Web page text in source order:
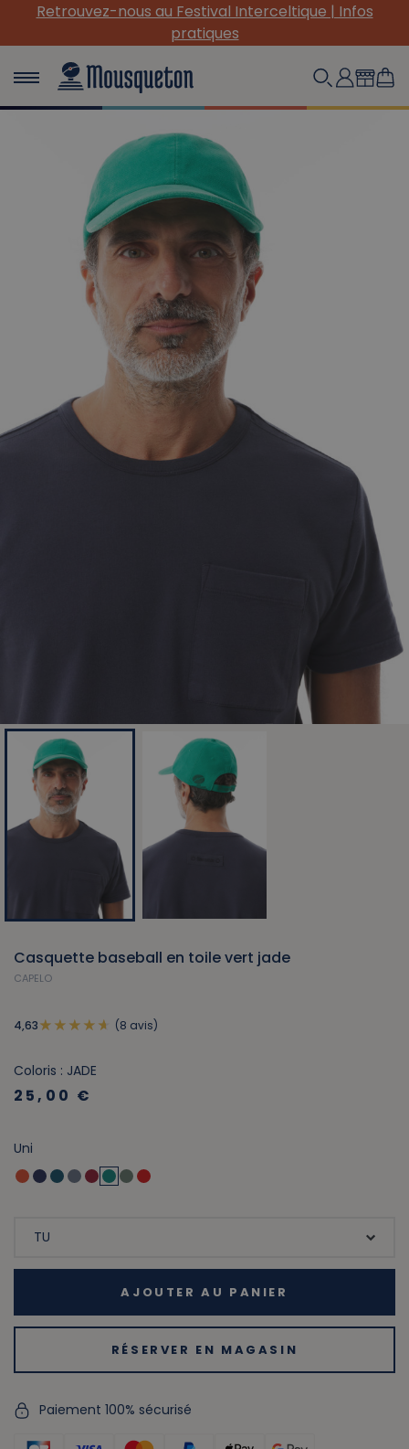
Festival Interceltique | Infos
(Re) Découvrez nos
Casquette baseball en toile vert jade
CAPELO
4,63 (8 avis)
Coloris : JADE
25,00 €
Uni
AJOUTER AU PANIER
RÉSERVER EN MAGASIN
Paiement 100% sécurisé